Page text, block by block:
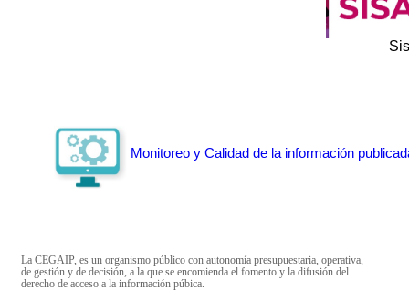
Monitoreo y Calidad de la información
La CEGAIP, es un organismo público con autonomía presupuestaria, operativa,
de gestión y de decisión, a la que se encomienda el fomento y la difusión del
derecho de acceso a la información púbica.